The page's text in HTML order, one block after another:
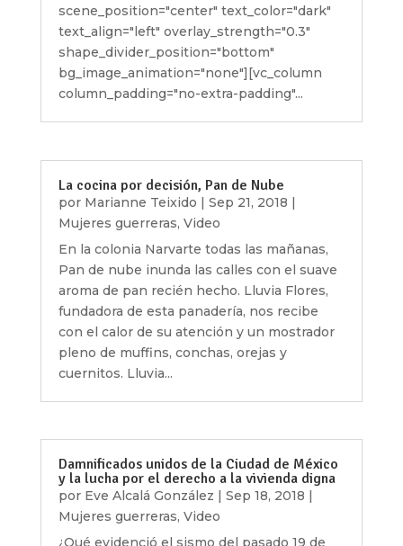
scene_position="center" text_color="dark"
text_align="left" overlay_strength="0.3"
shape_divider_position="bottom"
bg_image_animation="none"][vc_column
column_padding="no-extra-padding"...
La cocina por decisión, Pan de Nube
por Marianne Teixido | Sep 21, 2018 |
Mujeres guerreras, Video
En la colonia Narvarte todas las mañanas,
Pan de nube inunda las calles con el suave
aroma de pan recién hecho. Lluvia Flores,
fundadora de esta panadería, nos recibe
con el calor de su atención y un mostrador
pleno de muffins, conchas, orejas y
cuernitos. Lluvia...
Damnificados unidos de la Ciudad de México
y la lucha por el derecho a la vivienda digna
por Eve Alcalá González | Sep 18, 2018 |
Mujeres guerreras, Video
¿Qué evidenció el sismo del pasado 19 de